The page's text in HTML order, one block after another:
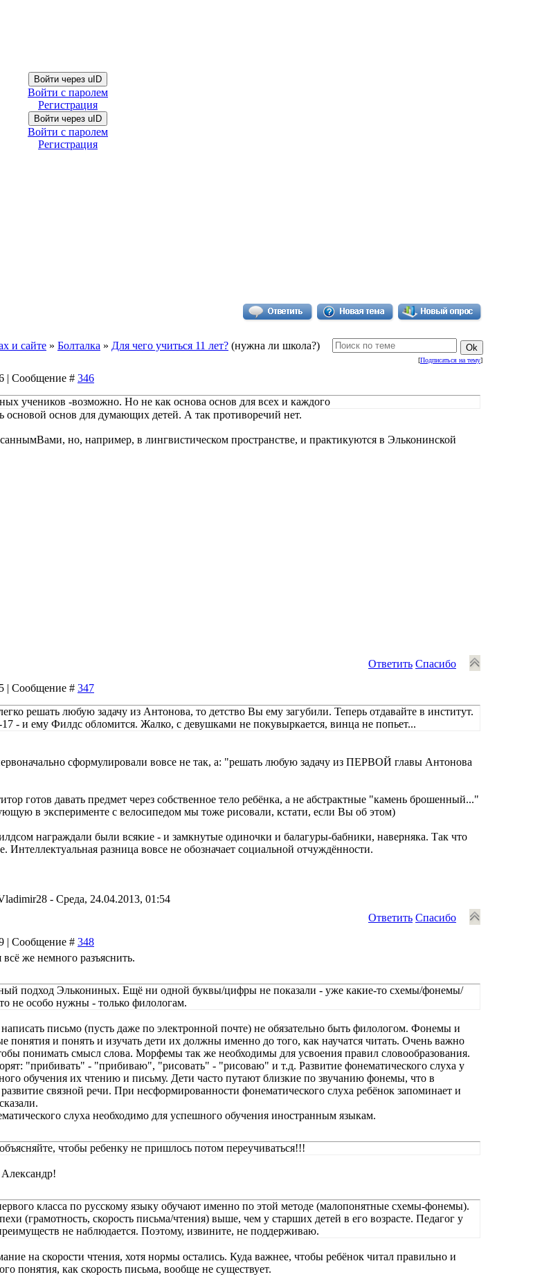
Войти через uID
Войти с паролем
Регистрация
Войти через uID
Войти с паролем
Регистрация
и сайте » Болталка » Для чего учиться 11 лет? (нужна ли школа?)
[Подписаться на тему]
| Сообщение # 346
учеников -возможно. Но не как основа основ для всех и каждого
основой основ для думающих детей. А так противоречий нет.
но, например, в лингвистическом пространстве, и практикуются в Эльконинской
Ответить Спасибо
| Сообщение # 347
решать любую задачу из Антонова, то детство Вы ему загубили. Теперь отдавайте в институт.
- и ему Филдс обломится. Жалко, с девушками не покувыркается, винца не попьет...
сформулировали вовсе не так, а: "решать любую задачу из ПЕРВОЙ главы Антонова
готов давать предмет через собственное тело ребёнка, а не абстрактные "камень брошенный..."
в эксперименте с велосипедом мы тоже рисовали, кстати, если Вы об этом)
награждали были всякие - и замкнутые одиночки и балагуры-бабники, наверняка. Так что
Интеллектуальная разница вовсе не обозначает социальной отчуждённости.
- Среда, 24.04.2013, 01:54
Ответить Спасибо
| Сообщение # 348
же немного разъяснить.
подход Элькониных. Ещё ни одной буквы/цифры не показали - уже какие-то схемы/фонемы/
не особо нужны - только филологам.
письмо (пусть даже по электронной почте) не обязательно быть филологом. Фонемы и
понятия и понять и изучать дети их должны именно до того, как научатся читать. Очень важно
понимать смысл слова. Морфемы так же необходимы для усвоения правил словообразования.
"прибивать" - "прибиваю", "рисовать" - "рисоваю" и т.д. Развитие фонематического слуха у
обучения их чтению и письму. Дети часто путают близкие по звучанию фонемы, что в
связной речи. При несформированности фонематического слуха ребёнок запоминает и
слуха необходимо для успешного обучения иностранным языкам.
чтобы ребенку не пришлось потом переучиваться!!!
класса по русскому языку обучают именно по этой методе (малопонятные схемы-фонемы).
(грамотность, скорость письма/чтения) выше, чем у старших детей в его возрасте. Педагог у
не наблюдается. Поэтому, извините, не поддерживаю.
на скорости чтения, хотя нормы остались. Куда важнее, чтобы ребёнок читал правильно и
понятия, как скорость письма, вообще не существует.